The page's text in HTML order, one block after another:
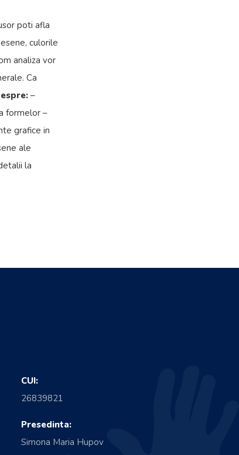
poti afla
culorile
analiza vor
Ca
–
formelor –
grafice in
ale
la
CUI:
26839821
Presedinta:
Simona Maria Hupov